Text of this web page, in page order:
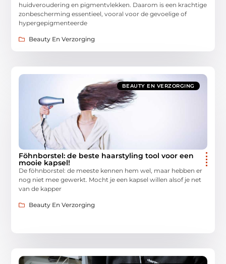
huidveroudering en pigmentvlekken. Daarom is een krachtige
zonbescherming essentieel, vooral voor de gevoelige of
hypergepigmenteerde
Beauty En Verzorging
BEAUTY EN VERZORGING
Föhnborstel: de beste haarstyling tool voor een
mooie kapsel!
De föhnborstel: de meeste kennen hem wel, maar hebben er
nog niet mee gewerkt. Mocht je een kapsel willen alsof je net
van de kapper
Beauty En Verzorging